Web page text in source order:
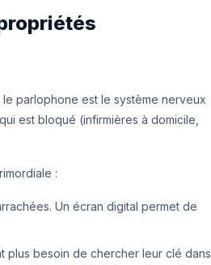
parlophone est le système nerveux
est bloqué (infirmières à domicile,
:
Un écran digital permet de
plus besoin de chercher leur clé dans